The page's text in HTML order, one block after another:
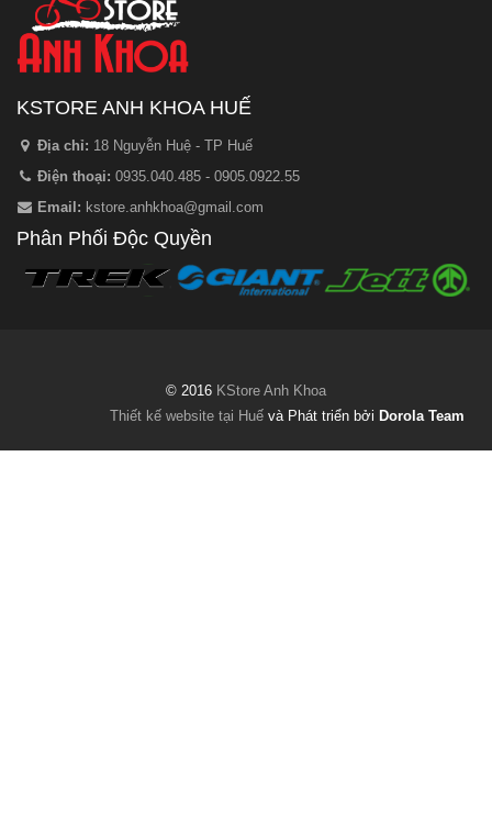
KSTORE ANH KHOA HUẾ
Địa chỉ: 18 Nguyễn Huệ - TP Huế
Điện thoại: 0935.040.485 - 0905.0922.55
Email: kstore.anhkhoa@gmail.com
Phân Phối Độc Quyền
© 2016 KStore Anh Khoa
Thiết kế website tại Huế và Phát triển bởi Dorola Team